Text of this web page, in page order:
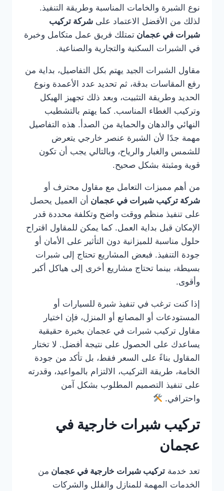
نوع الشبرة والخامات المناسبة وطريقة التنفيذ.
لذلك من الأفضل الاعتماد على شركة تركيب
شبرات في عجمان تمتلك فريق عمل متكامل وخبرة
في الشبرات السكنية والتجارية والصناعية.
مقاول الشبرات الجيد يهتم بكل التفاصيل، بداية من
رفع المقاسات بدقة، ثم تحديد عدد الأعمدة ونوع
الحديد وطريقة التثبيت، وبعد ذلك تجهيز الهيكل
وتركيب الغطاء المناسب. كما يهتم بالتشطيب
النهائي والدهان والحماية من الصدأ. هذه التفاصيل
مهمة جدًا لأن الشبرة عنصر خارجي يتعرض
للشمس والغبار والرياح، وبالتالي يجب أن تكون
قوية ومثبتة بشكل صحيح.
من أهم مميزات التعامل مع مقاول محترف أو
شركة تركيب شبرات في عجمان أن العميل يحصل
على تنفيذ منظم ووقت واضح وتكلفة محددة قدر
الإمكان قبل بداية العمل. كما يمكن للمقاول اقتراح
حلول مناسبة للميزانية دون التأثير على الأمان أو
جودة التنفيذ. فبعض المشاريع تحتاج إلى شبرات
بسيطة، بينما تحتاج مشاريع أخرى إلى هياكل أكبر
وأقوى.
إذا كنت ترغب في تنفيذ شبرة للسيارات أو
المستودعات أو المصانع أو المنزل، فإن اختيار
مقاول تركيب شبرات في عجمان بخبرة حقيقية
يساعدك على الحصول على نتيجة أفضل. لا تختار
المقاول بناءً على السعر فقط، بل تأكد من جودة
الخامة، طريقة التركيب، الالتزام بالمواعيد، وقدرته
على تنفيذ التصميم المطلوب بشكل آمن
واحترافي.
تركيب شبرات خارجية في
عجمان
تعد خدمة تركيب شبرات خارجية في عجمان من
الخدمات المهمة للمنازل والفلل والشركات